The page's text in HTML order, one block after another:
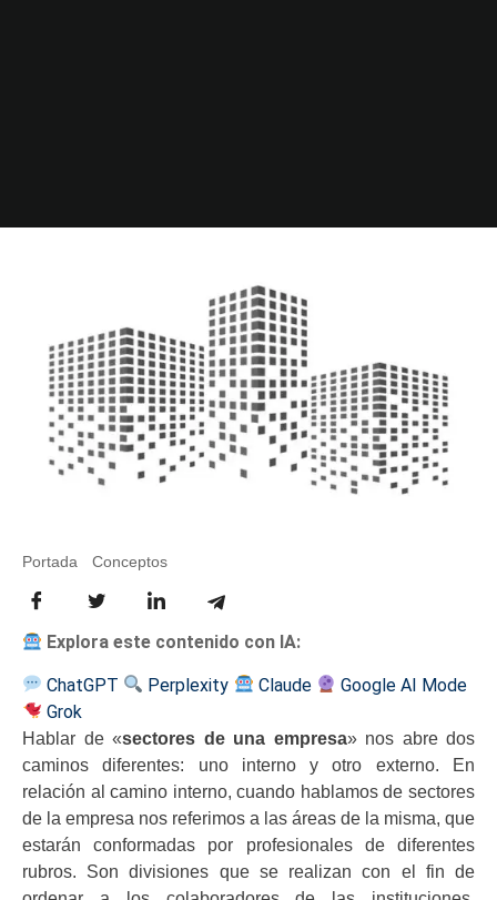
Portada Conceptos
Explora este contenido con IA:
ChatGPT Perplexity Claude
Google AI Mode
Grok
Hablar de «sectores de una empresa» nos abre dos
caminos diferentes: uno interno y otro externo. En
relación al camino interno, cuando hablamos de sectores
de la empresa nos referimos a las áreas de la misma, que
estarán conformadas por profesionales de diferentes
rubros. Son divisiones que se realizan con el fin de